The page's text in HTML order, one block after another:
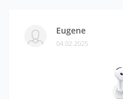
Eugene
04.02.2025